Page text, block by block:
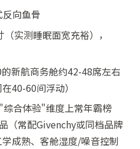
向鱼骨
实测睡眠面宽充裕），
新航商务舱约42-48席左右
40-60间浮动）
合体验"维度上常年霸榜
常配Givenchy或同档品牌
成熟、客舱湿度/噪音控制